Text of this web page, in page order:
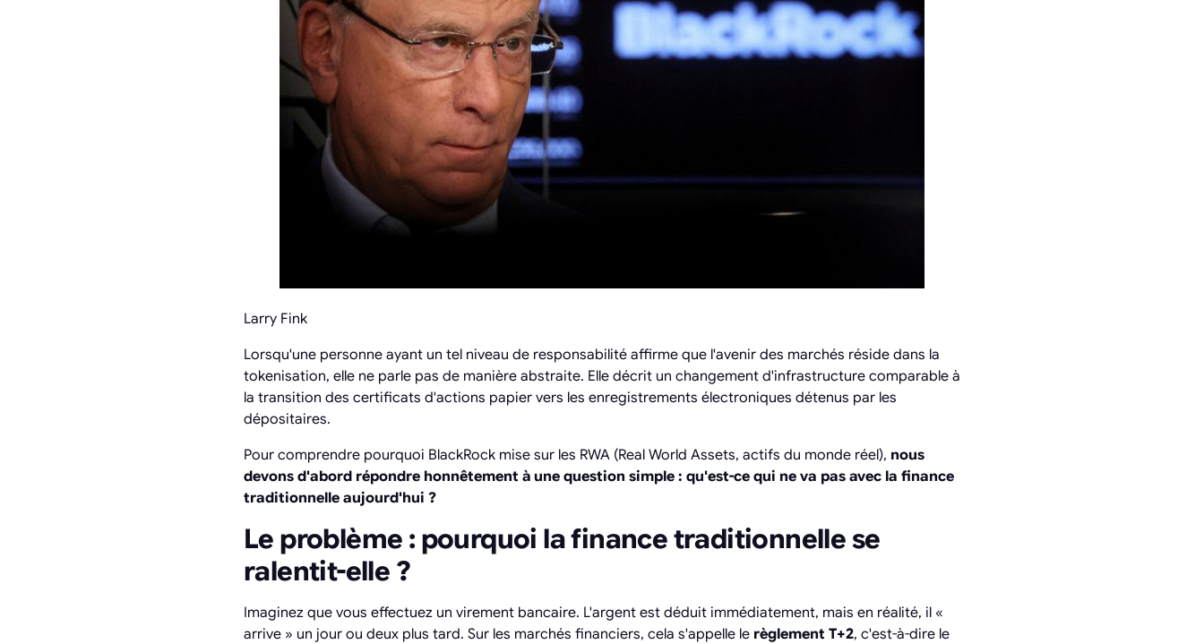
Larry Fink
Lorsqu'une personne ayant un tel niveau de responsabilité affirme que l'avenir des marchés réside dans la
tokenisation, elle ne parle pas de manière abstraite. Elle décrit un changement d'infrastructure comparable à
la transition des certificats d'actions papier vers les enregistrements électroniques détenus par les
dépositaires.
Pour comprendre pourquoi BlackRock mise sur les RWA (Real World Assets, actifs du monde réel), nous
devons d'abord répondre honnêtement à une question simple : qu'est-ce qui ne va pas avec la finance
traditionnelle aujourd'hui ?
Le problème : pourquoi la finance traditionnelle se
ralentit-elle ?
Imaginez que vous effectuez un virement bancaire. L'argent est déduit immédiatement, mais en réalité, il «
arrive » un jour ou deux plus tard. Sur les marchés financiers, cela s'appelle le règlement T+2, c'est-à-dire le